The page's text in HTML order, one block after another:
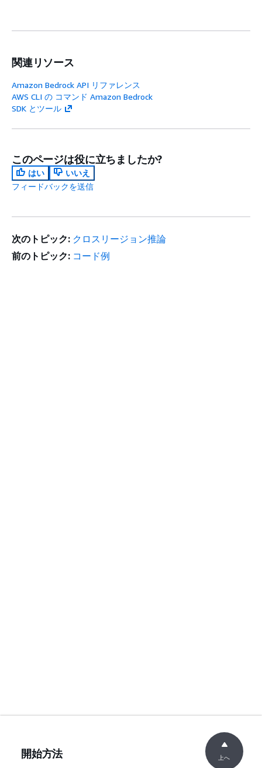
関連リソース
Amazon Bedrock API リファレンス
AWS CLI の コマンド Amazon Bedrock
SDK とツール
このページは役に立ちましたか?
はい
いいえ
フィードバックを送信
次のトピック: クロスリージョン推論
前のトピック: コード例
開始方法 上へ